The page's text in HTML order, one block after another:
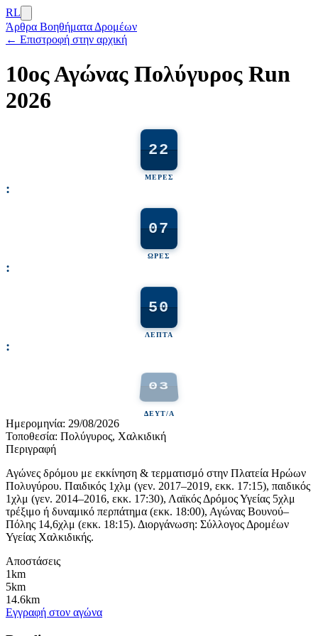
RL
Άρθρα Βοηθήματα Δρομέων
← Επιστροφή στην αρχική
10ος Αγώνας Πολύγυρος Run
2026
22
ΜΈΡΕΣ
:
07
ΏΡΕΣ
:
50
ΛΕΠΤΆ
:
03
ΔΕΥΤ/Α
Ημερομηνία: 29/08/2026
Τοποθεσία: Πολύγυρος, Χαλκιδική
Περιγραφή
Αγώνες δρόμου με εκκίνηση & τερματισμό στην Πλατεία Ηρώων
Πολυγύρου. Παιδικός 1χλμ (γεν. 2017–2019, εκκ. 17:15), παιδικός
1χλμ (γεν. 2014–2016, εκκ. 17:30), Λαϊκός Δρόμος Υγείας 5χλμ
τρέξιμο ή δυναμικό περπάτημα (εκκ. 18:00), Αγώνας Βουνού–
Πόλης 14,6χλμ (εκκ. 18:15). Διοργάνωση: Σύλλογος Δρομέων
Υγείας Χαλκιδικής.
Αποστάσεις
1km
5km
14.6km
Εγγραφή στον αγώνα